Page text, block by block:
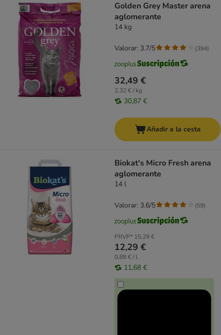
Golden Grey Master arena
aglomerante
14 kg
32,49 €
2,32 € / kg
30,87 €
Valorar: 3.7/5 (394)
Añadir a la cesta
Biokat's Micro Fresh arena
aglomerante
14 l
PRVP* 15,29 €
12,29 €
0,88 € / l
11,68 €
Valorar: 3.6/5 (59)